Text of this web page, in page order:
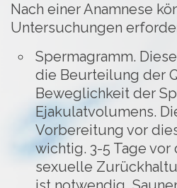
Nach einer Anamnese
Untersuchungen
Spermagramm.
die Beurteilung der
Beweglichkeit der
Ejakulatvolumens.
Vorbereitung vor
wichtig. 3-5 Tage vor
sexuelle